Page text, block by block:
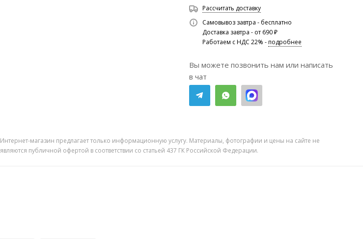
Рассчитать доставку
Самовывоз завтра - бесплатно
Доставка завтра - от 690 ₽
Работаем с НДС 22% -подробнее
Вы можете позвонить нам или написать
в чат
Интернет-магазин предлагает только информационную услугу. Материалы, фотографии и цены на сайте не
являются публичной офертой в соответствии со статьей 437 ГК Российской Федерации.